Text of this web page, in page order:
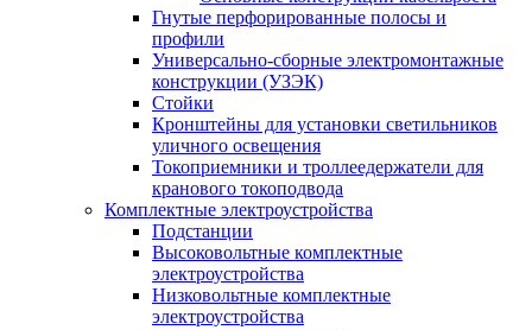
Гнутые перфорированные полосы и
профили
Универсально-сборные электромонтажные
конструкции (УЗЭК)
Стойки
Кронштейны для установки светильников
уличного освещения
Токоприемники и троллеедержатели для
кранового токоподвода
Комплектные электроустройства
Подстанции
Высоковольтные комплектные
электроустройства
Низковольтные комплектные
электроустройства